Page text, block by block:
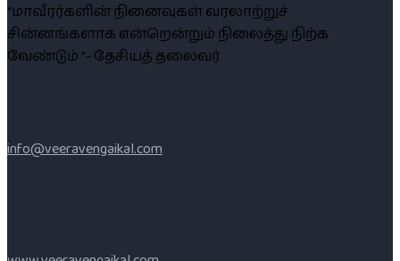
“மாவீரர்களின் நினைவுகள் வரலாற்றுச்
சின்னங்களாக என்றென்றும் நிலைத்து நிற்க
வேண்டும் ”- தேசியத் தலைவர்
info@veeravengaikal.com